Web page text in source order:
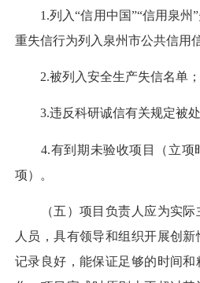
1.列入“信用中国”“信用泉州”
重失信行为列入泉州市公共信用
2.被列入安全生产失信名单；
3.违反科研诚信有关规定被处
4.有到期未验收项目（立项
项）。
（五）项目负责人应为实际
人员，具有领导和组织开展创
记录良好，能保证足够的时间